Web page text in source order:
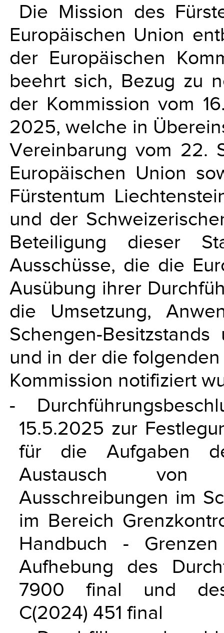
Die Mission des
Europäischen Union
der Europäischen
beehrt sich, Bezug zu
der Kommission vom
2025, welche in
Vereinbarung vom 22.
Europäischen Union
Fürstentum
und der
Beteiligung dieser
Ausschüsse, die die
Ausübung ihrer
die Umsetzung,
Schengen-
und in der die
Kommission notifiziert
-
15.5.2025 zur
für die Aufgaben
Austausch von
Ausschreibungen im
im Bereich
Handbuch -
Aufhebung des
7900 final und des
C(2024) 451 final